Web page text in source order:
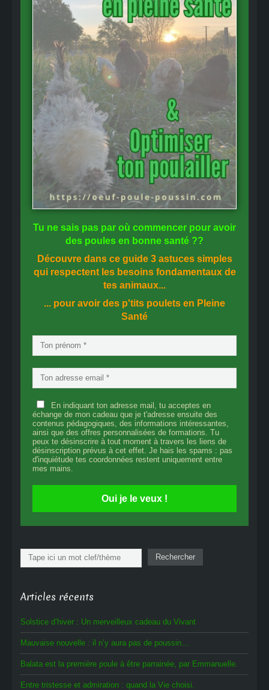
Tu ne sais pas par où commencer pour avoir
des poules en bonne santé ??
Découvre dans ce guide 3 astuces simples
qui respectent les besoins fondamentaux de
tes animaux...
... pour avoir des p'tits poulets en Pleine
Santé
En indiquant ton adresse mail, tu acceptes en
échange de mon cadeau que je t'adresse ensuite des
contenus pédagogiques, des informations intéressantes,
ainsi que des offres personnalisées de formations. Tu
peux te désinscrire à tout moment à travers les liens de
désinscription prévus à cet effet. Je hais les spams : pas
d'inquiétude tes coordonnées restent uniquement entre
mes mains.
Oui je le veux !
Rechercher Rechercher
Articles récents
Solstice d’hiver : Un merveilleux cadeau du Vivant
Mauvaise nouvelle : il n’y aura pas de poussin…
Balata est la première poule à être parrainée, par Emmanuelle.
Entre tristesse et admiration : quand la Vie choisi.